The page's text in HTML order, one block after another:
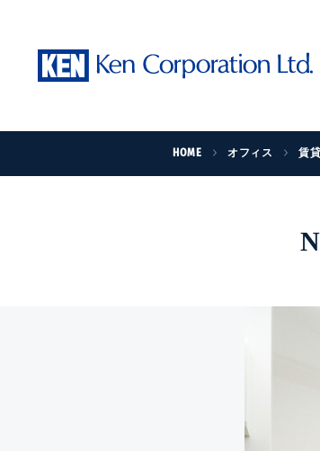
HOME オフィス 賃